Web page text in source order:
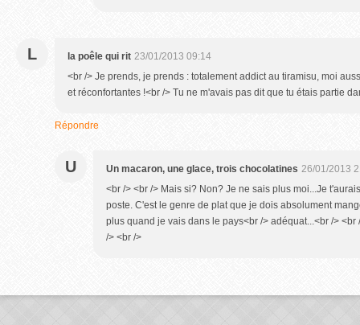
L la poêle qui rit 23/01/2013 09:14
<br /> Je prends, je prends : totalement addict au tiramisu, moi
et réconfortantes !<br /> Tu ne m'avais pas dit que tu étais partie
Répondre
U Un macaron, une glace, trois chocolatines 26/01/2013
<br /> <br /> Mais si? Non? Je ne sais plus moi...Je
poste. C'est le genre de plat que je dois absolument
plus quand je vais dans le pays<br /> adéquat...<br /> <br
/> <br />